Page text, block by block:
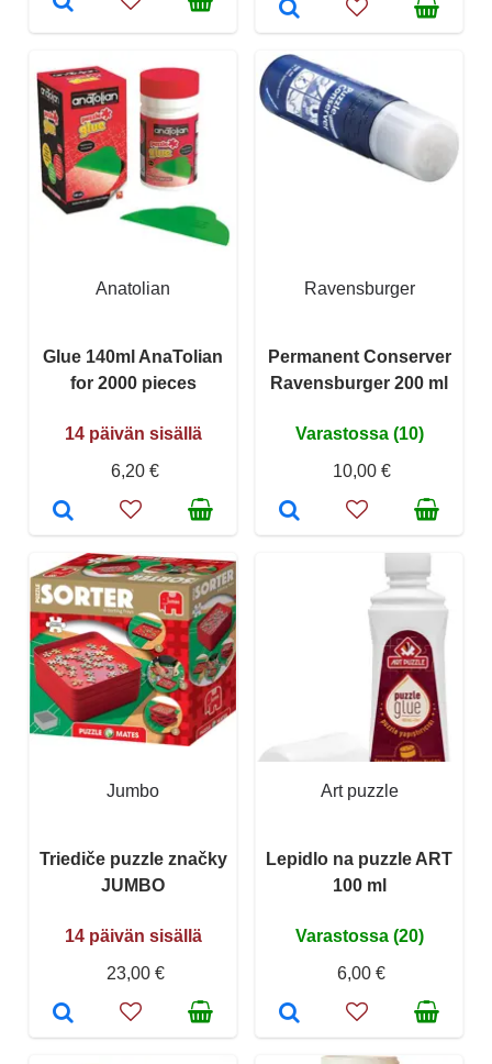
Anatolian
Glue 140ml AnaTolian
for 2000 pieces
14 päivän sisällä
6,20 €
Ravensburger
Permanent Conserver
Ravensburger 200 ml
Varastossa (10)
10,00 €
Jumbo
Triediče puzzle značky
JUMBO
14 päivän sisällä
23,00 €
Art puzzle
Lepidlo na puzzle ART
100 ml
Varastossa (20)
6,00 €